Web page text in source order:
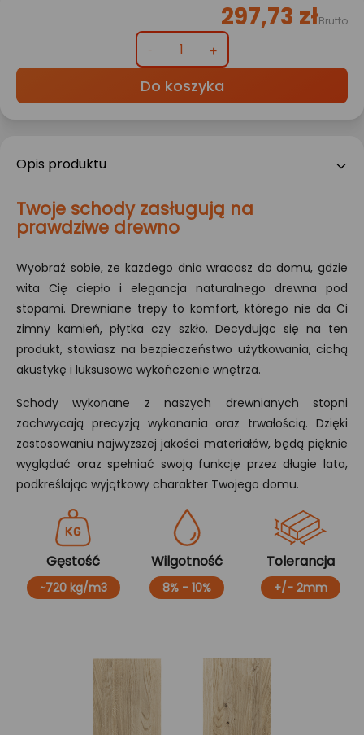
297,73 złBrutto
Do koszyka
Opis produktu
Twoje schody zasługują na
prawdziwe drewno
Wyobraź sobie, że każdego dnia wracasz do domu, gdzie
wita Cię ciepło i elegancja naturalnego drewna pod
stopami. Drewniane trepy to komfort, którego nie da Ci
zimny kamień, płytka czy szkło. Decydując się na ten
produkt, stawiasz na bezpieczeństwo użytkowania, cichą
akustykę i luksusowe wykończenie wnętrza.
Schody wykonane z naszych drewnianych stopni
zachwycają precyzją wykonania oraz trwałością. Dzięki
zastosowaniu najwyższej jakości materiałów, będą pięknie
wyglądać oraz spełniać swoją funkcję przez długie lata,
podkreślając wyjątkowy charakter Twojego domu.
Gęstość
~720 kg/m3
Wilgotność
8% - 10%
Tolerancja
+/- 2mm